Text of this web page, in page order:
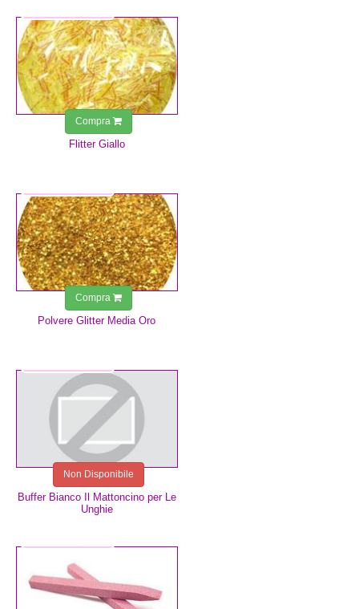
Flitter Giallo
Compra
Polvere Glitter Media Oro
Compra
Buffer Bianco Il Mattoncino per Le
Unghie
Non Disponibile